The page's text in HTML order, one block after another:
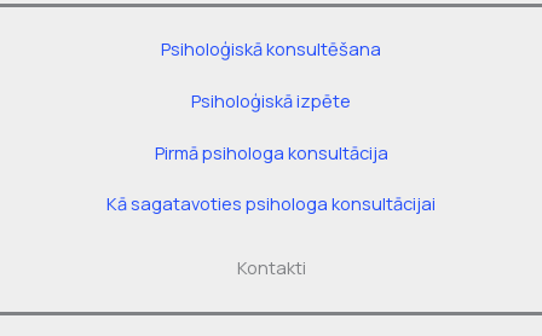
Psiholoģiskā konsultēšana
Psiholoģiskā izpēte
Pirmā psihologa konsultācija
Kā sagatavoties psihologa konsultācijai
Kontakti